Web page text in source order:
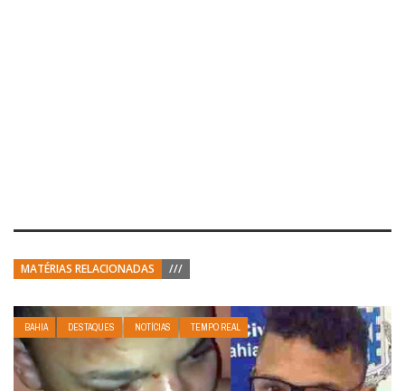
MATÉRIAS RELACIONADAS ///
BAHIA DESTAQUES NOTÍCIAS TEMPO REAL